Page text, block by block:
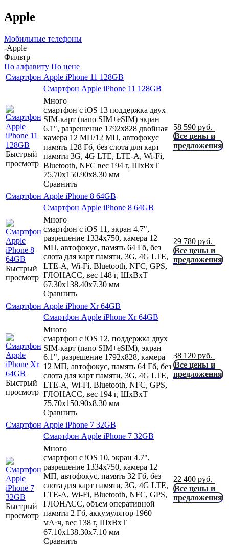
Apple
Мобильные телефоны
-Apple
Фильтр
По алфавиту По цене
Смартфон Apple iPhone 11 128GB
Быстрый
просмотр
Смартфон Apple iPhone 11 128GB
Много
смартфон с iOS 13 поддержка двух
SIM-карт (nano SIM+eSIM) экран
6.1", разрешение 1792x828 двойная
камера 12 МП/12 МП, автофокус
память 128 Гб, без слота для карт
памяти 3G, 4G LTE, LTE-A, Wi-Fi,
Bluetooth, NFC вес 194 г, ШxВxТ
75.70x150.90x8.30 мм
Сравнить
58 590 руб.
Все цены и
предложения
Смартфон Apple iPhone 8 64GB
Быстрый
просмотр
Смартфон Apple iPhone 8 64GB
Много
смартфон с iOS 11, экран 4.7",
разрешение 1334x750, камера 12
МП, автофокус, память 64 Гб, без
слота для карт памяти, 3G, 4G LTE,
LTE-A, Wi-Fi, Bluetooth, NFC, GPS,
ГЛОНАСС, вес 148 г, ШxВxТ
67.30x138.40x7.30 мм
Сравнить
29 780 руб.
Все цены и
предложения
Смартфон Apple iPhone Xr 64GB
Быстрый
просмотр
Смартфон Apple iPhone Xr 64GB
Много
смартфон с iOS 12, поддержка двух
SIM-карт (nano SIM+eSIM), экран
6.1", разрешение 1792x828, камера
12 МП, автофокус, память 64 Гб, без
слота для карт памяти, 3G, 4G LTE,
LTE-A, Wi-Fi, Bluetooth, NFC, GPS,
ГЛОНАСС, вес 194 г, ШxВxТ
75.70x150.90x8.30 мм
Сравнить
38 120 руб.
Все цены и
предложения
Смартфон Apple iPhone 7 32GB
Быстрый
просмотр
Смартфон Apple iPhone 7 32GB
Много
смартфон с iOS 10, экран 4.7",
разрешение 1334x750, камера 12
МП, автофокус, память 32 Гб, без
слота для карт памяти, 3G, 4G LTE,
LTE-A, Wi-Fi, Bluetooth, NFC, GPS,
ГЛОНАСС, объем оперативной
памяти 2 Гб, аккумулятор 1960
мА⋅ч, вес 138 г, ШxВxТ
67.10x138.30x7.10 мм
Сравнить
22 400 руб.
Все цены и
предложения